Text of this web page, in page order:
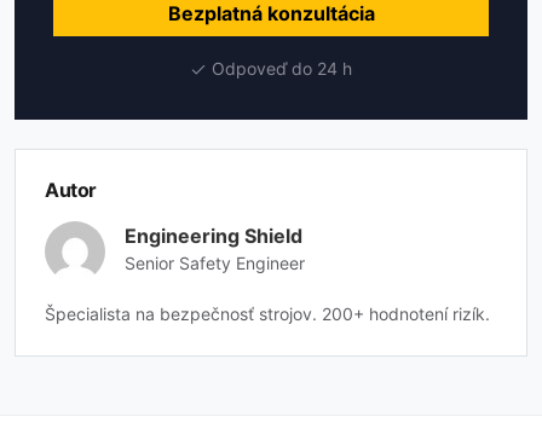
Bezplatná konzultácia
Odpoveď do 24 h
Autor
Engineering Shield
Senior Safety Engineer
Špecialista na bezpečnosť strojov. 200+ hodnotení rizík.